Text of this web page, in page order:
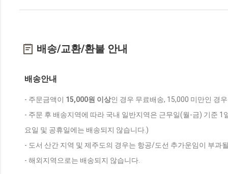
배송/교환/환불 안내
배송안내
- 주문금액이 15,000원 이상인 경우 무료배송, 15,000 미만인 경
- 주문 후 배송지역에 따라 국내 일반지역은 근무일(월-금) 기준
요일 및 공휴일에는 배송되지 않습니다.)
- 도서 산간 지역 및 제주도의 경우는 항공/도선 추가운임이 부과
- 해외지역으로는 배송되지 않습니다.